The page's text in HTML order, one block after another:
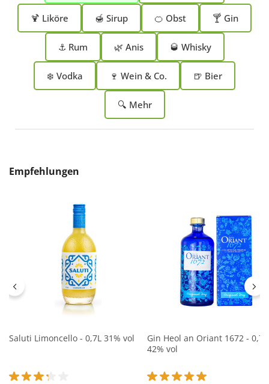
🍹 Liköre 🍯 Sirup 🍊 Obst 🍸 Gin
⚓ Rum 🌿 Anis 🥃 Whisky
❄️ Vodka 🍷 Wein & Co. 🍺 Bier
🔍 Mehr
Produktgalerie überspringen
Empfehlungen
Saluti Limoncello - 0,7L 31% vol
Gin Heol an Oriant 1672 - 0,7L
42% vol